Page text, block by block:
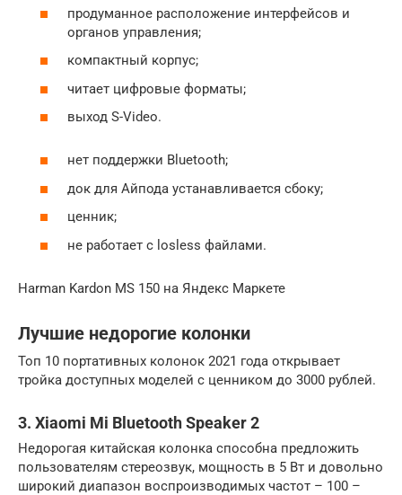
продуманное расположение интерфейсов и
органов управления;
компактный корпус;
читает цифровые форматы;
выход S-Video.
нет поддержки Bluetooth;
док для Айпода устанавливается сбоку;
ценник;
не работает с losless файлами.
Harman Kardon MS 150 на Яндекс Маркете
Лучшие недорогие колонки
Топ 10 портативных колонок 2021 года открывает
тройка доступных моделей с ценником до 3000 рублей.
3. Xiaomi Mi Bluetooth Speaker 2
Недорогая китайская колонка способна предложить
пользователям стереозвук, мощность в 5 Вт и довольно
широкий диапазон воспроизводимых частот – 100 –